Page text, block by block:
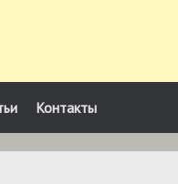
Контакты